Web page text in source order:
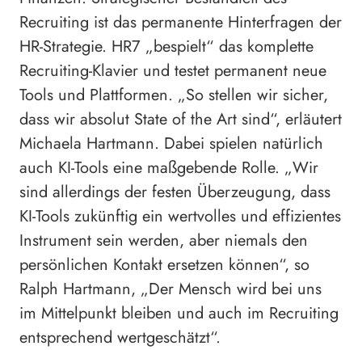
Recruiting ist das permanente Hinterfragen der
HR-Strategie. HR7 „bespielt“ das komplette
Recruiting-Klavier und testet permanent neue
Tools und Plattformen. „So stellen wir sicher,
dass wir absolut State of the Art sind“, erläutert
Michaela Hartmann. Dabei spielen natürlich
auch KI-Tools eine maßgebende Rolle. „Wir
sind allerdings der festen Überzeugung, dass
KI-Tools zukünftig ein wertvolles und effizientes
Instrument sein werden, aber niemals den
persönlichen Kontakt ersetzen können“, so
Ralph Hartmann, „Der Mensch wird bei uns
im Mittelpunkt bleiben und auch im Recruiting
entsprechend wertgeschätzt“.